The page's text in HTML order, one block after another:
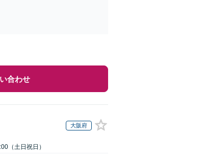
合わせ
大阪府
（土日祝日）